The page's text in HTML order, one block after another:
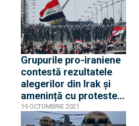
Grupurile pro-iraniene
contestă rezultatele
alegerilor din Irak și
amenință cu proteste
de stradă
19 OCTOMBRIE 2021